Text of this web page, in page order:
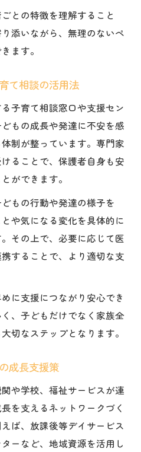
との特徴を理解すること
添いながら、無理のないペ
ます。
て相談の活用法
子育て相談窓口や支援セン
もの成長や発達に不安を感
制が整っています。専門家
ることで、保護者自身も安
ができます。
もの行動や発達の様子を
や気になる変化を具体的に
その上で、必要に応じて医
することで、より適切な支
に支援につながり安心でき
、子どもだけでなく家族全
切なステップとなります。
成長支援策
や学校、福祉サービスが連
を支えるネットワークづく
ば、放課後等デイサービス
ーなど、地域資源を活用し